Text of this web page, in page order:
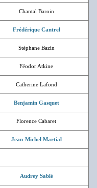
Chantal Baroin
Frédérique Cantrel
Stéphane Bazin
Féodor Atkine
Catherine Lafond
Benjamin Gasquet
Florence Cabaret
Jean-Michel Martial
Audrey Sablé